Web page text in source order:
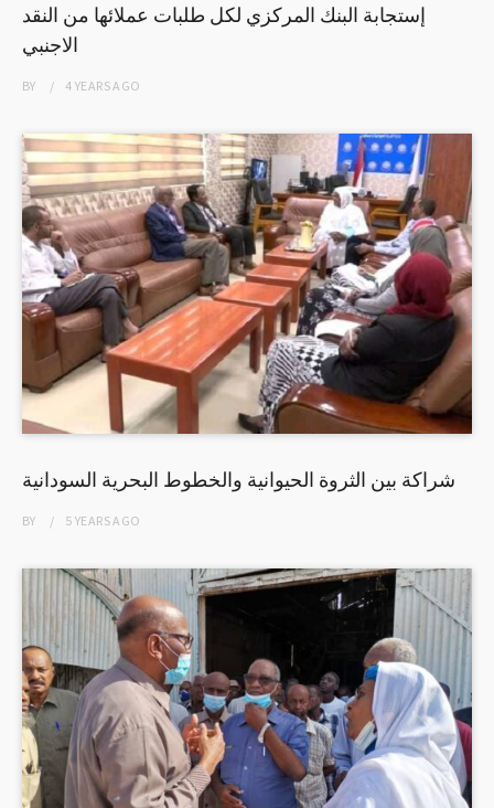
إستجابة البنك المركزي لكل طلبات عملائها من النقد
الاجنبي
BY 4 YEARSAGO
شراكة بين الثروة الحيوانية والخطوط البحرية السودانية
BY 5 YEARSAGO